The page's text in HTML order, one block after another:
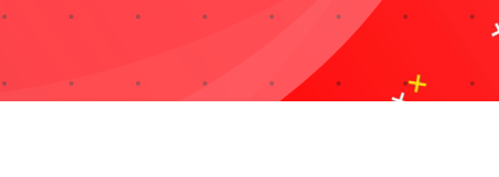
Taxonomies
Search